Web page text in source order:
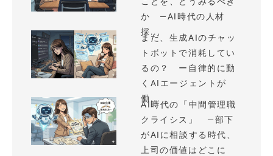
か —AI時代の人材
採...
まだ、生成AIのチャッ
トボットで消耗してい
るの？ ー自律的に動
くAIエージェントが
働...
AI時代の「中間管理職
クライシス」 —部下
がAIに相談する時代、
上司の価値はどこに